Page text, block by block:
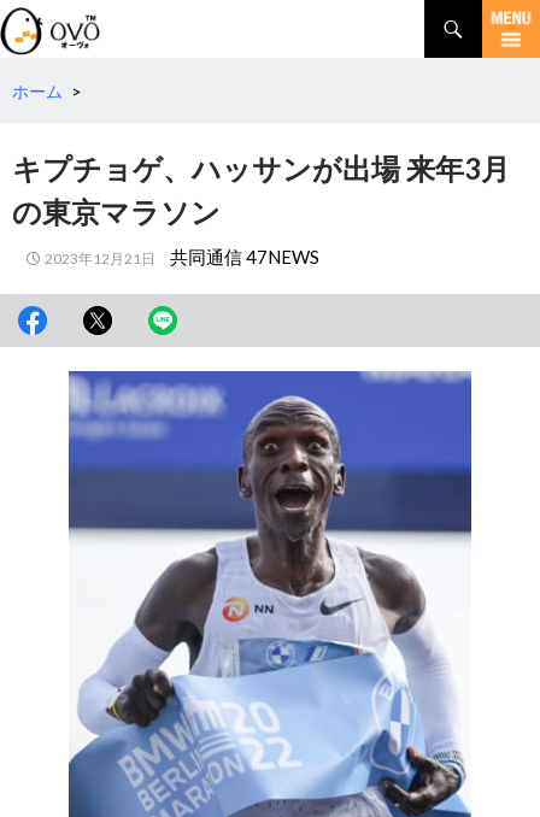
検
索
コ
テ
へ
動
ホーム >
キプチョゲ、ハッサンが出場 来年3月
の東京マラソン
2023年12月21日 共同通信 47NEWS